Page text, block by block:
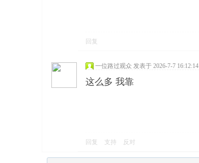
回复
一位路过观众 发表于 2026-7-7 16:12:14
这么多 我靠
回复 支持 反对